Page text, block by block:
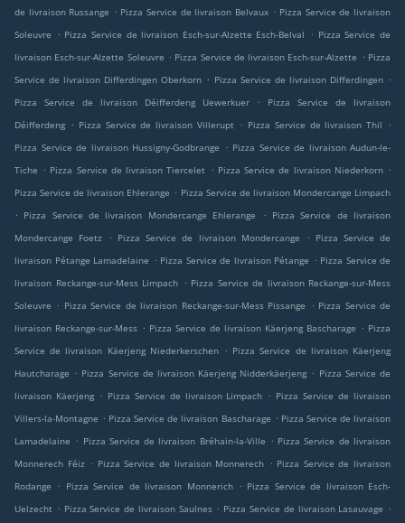
de livraison Russange . Pizza Service de livraison Belvaux . Pizza Service de livraison
Soleuvre
. Pizza Service de livraison Esch-sur-Alzette Esch-Belval . Pizza Service de
livraison Esch-sur-Alzette Soleuvre . Pizza Service de livraison Esch-sur-Alzette . Pizza
Service de livraison Differdingen Oberkorn . Pizza Service de livraison Differdingen .
Pizza Service de livraison Déifferdeng Uewerkuer
.
Pizza Service de livraison
Déifferdeng . Pizza Service de livraison Villerupt . Pizza Service de livraison Thil
.
Pizza Service de livraison Hussigny-Godbrange
. Pizza Service de livraison Audun-le-
Tiche . Pizza Service de livraison Tiercelet . Pizza Service de livraison Niederkorn .
Pizza Service de livraison Ehlerange . Pizza Service de livraison Mondercange Limpach
. Pizza Service de livraison Mondercange Ehlerange . Pizza Service de livraison
Mondercange Foetz
. Pizza Service de livraison Mondercange . Pizza Service de
livraison Pétange Lamadelaine . Pizza Service de livraison Pétange . Pizza Service de
livraison Reckange-sur-Mess Limpach . Pizza Service de livraison Reckange-sur-Mess
Soleuvre . Pizza Service de livraison Reckange-sur-Mess Pissange . Pizza Service de
livraison Reckange-sur-Mess . Pizza Service de livraison Käerjeng Bascharage . Pizza
Service de livraison Käerjeng Niederkerschen . Pizza Service de livraison Käerjeng
Hautcharage . Pizza Service de livraison Käerjeng Nidderkäerjeng . Pizza Service de
livraison Käerjeng . Pizza Service de livraison Limpach . Pizza Service de livraison
Villers-la-Montagne . Pizza Service de livraison Bascharage . Pizza Service de livraison
Lamadelaine . Pizza Service de livraison Bréhain-la-Ville . Pizza Service de livraison
Monnerech Féiz . Pizza Service de livraison Monnerech . Pizza Service de livraison
Rodange
. Pizza Service de livraison Monnerich . Pizza Service de livraison Esch-
Uelzecht . Pizza Service de livraison Saulnes . Pizza Service de livraison Lasauvage .